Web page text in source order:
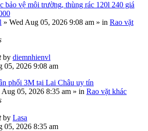
bảo vệ môi trường, thùng rác 120l 240 giá
» Wed Aug 05, 2026 9:08 am » in Rao vặt
by diemnhienvl
05, 2026 9:08 am
phối 3M tại Lai Châu uy tín
Aug 05, 2026 8:35 am » in Rao vặt khác
by Lasa
05, 2026 8:35 am